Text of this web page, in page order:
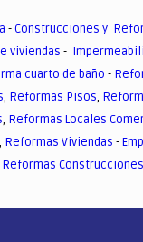
-Construcciones y
viviendas -
cuarto de baño -
, Reformas Pisos,
, Reformas Locales
, Reformas Viviendas -
Reformas